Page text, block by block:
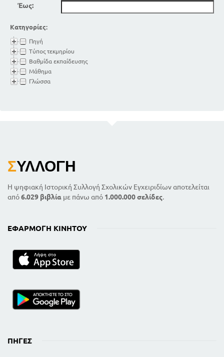
Έως:
Κατηγορίες:
Πηγή
Τύπος τεκμηρίου
Βαθμίδα εκπαίδευσης
Μάθημα
Γλώσσα
ΣΥΛΛΟΓΉ
Η ψηφιακή Ιστορική Συλλογή Σχολικών Εγχειριδίων αποτελείται
από6.029 βιβλία με πάνω από 1.000.000 σελίδες.
ΕΦΑΡΜΟΓΉ ΚΙΝΗΤΟΎ
ΠΗΓΈΣ